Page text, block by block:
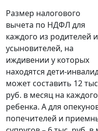
Размер налогового
вычета по НДФЛ для
каждого из родителей и
усыновителей, на
иждивении у которых
находятся дети-
может составить 12
руб. в месяц на каждого
ребенка. А для
попечителей и